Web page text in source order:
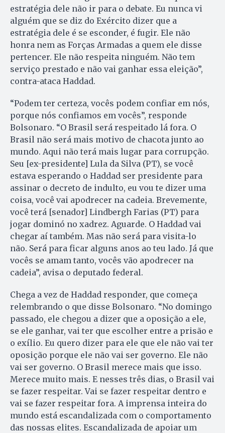
estratégia dele não ir para o debate. Eu nunca vi
alguém que se diz do Exército dizer que a
estratégia dele é se esconder, é fugir. Ele não
honra nem as Forças Armadas a quem ele disse
pertencer. Ele não respeita ninguém. Não tem
serviço prestado e não vai ganhar essa eleição”,
contra-ataca Haddad.
“Podem ter certeza, vocês podem confiar em nós,
porque nós confiamos em vocês”, responde
Bolsonaro. “O Brasil será respeitado lá fora. O
Brasil não será mais motivo de chacota junto ao
mundo. Aqui não terá mais lugar para corrupção.
Seu [ex-presidente] Lula da Silva (PT), se você
estava esperando o Haddad ser presidente para
assinar o decreto de indulto, eu vou te dizer uma
coisa, você vai apodrecer na cadeia. Brevemente,
você terá [senador] Lindbergh Farias (PT) para
jogar dominó no xadrez. Aguarde. O Haddad vai
chegar aí também. Mas não será para visita-lo
não. Será para ficar alguns anos ao teu lado. Já que
vocês se amam tanto, vocês vão apodrecer na
cadeia”, avisa o deputado federal.
Chega a vez de Haddad responder, que começa
relembrando o que disse Bolsonaro. “No domingo
passado, ele chegou a dizer que a oposição a ele,
se ele ganhar, vai ter que escolher entre a prisão e
o exílio. Eu quero dizer para ele que ele não vai ter
oposição porque ele não vai ser governo. Ele não
vai ser governo. O Brasil merece mais que isso.
Merece muito mais. E nesses três dias, o Brasil vai
se fazer respeitar. Vai se fazer respeitar dentro e
vai se fazer respeitar fora. A imprensa inteira do
mundo está escandalizada com o comportamento
das nossas elites. Escandalizada de apoiar um